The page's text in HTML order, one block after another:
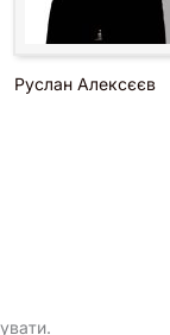
Руслан Алексєєв